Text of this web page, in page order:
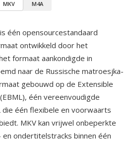
MKV M4A
één opensourcestandaard
ontwikkeld door het
formaat aankondigde in
naar de Russische matroesjka-
gebouwd op de Extensible
één vereenvoudigde
die één flexibele en voorwaarts
MKV kan vrijwel onbeperkte
en ondertitelstracks binnen één